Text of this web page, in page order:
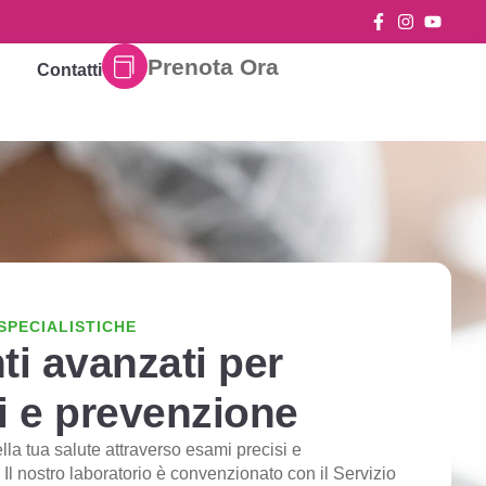
Contatti Prenota Ora
avanzati per
e prevenzione
tua salute attraverso esami precisi e
nostro laboratorio è convenzionato con il Servizio